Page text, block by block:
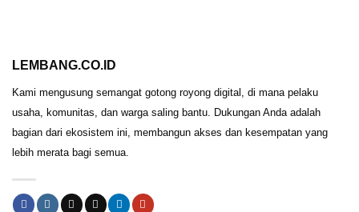
LEMBANG.CO.ID
Kami mengusung semangat gotong royong digital, di mana pelaku
usaha, komunitas, dan warga saling bantu. Dukungan Anda adalah
bagian dari ekosistem ini, membangun akses dan kesempatan yang
lebih merata bagi semua.